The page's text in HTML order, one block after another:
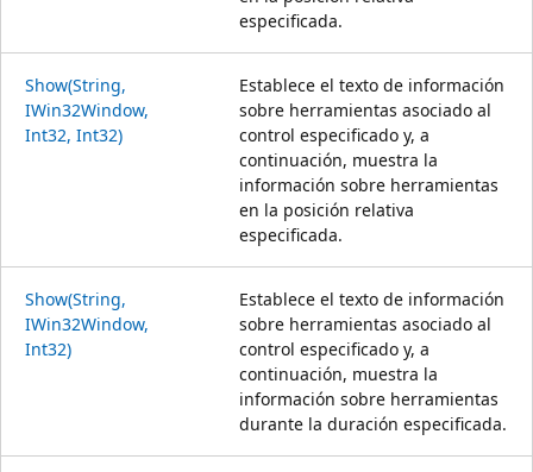
especificada.
Show(String,
IWin32Window,
Int32, Int32)
Establece el texto de información
sobre herramientas asociado al
control especificado y, a
continuación, muestra la
información sobre herramientas
en la posición relativa
especificada.
Show(String,
IWin32Window,
Int32)
Establece el texto de información
sobre herramientas asociado al
control especificado y, a
continuación, muestra la
información sobre herramientas
durante la duración especificada.